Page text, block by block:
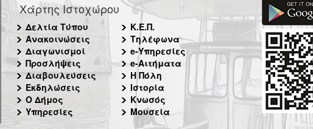
Χάρτης Ιστοχώρου
Δελτία Τύπου
Ανακοινώσεις
Διαγωνισμοί
Προσλήψεις
Διαβουλεύσεις
Εκδηλώσεις
Ο Δήμος
Υπηρεσίες
Κ.Ε.Π.
Τηλέφωνα
e-Υπηρεσίες
e-Αιτήματα
Η Πόλη
Ιστορία
Κνωσός
Μουσεία